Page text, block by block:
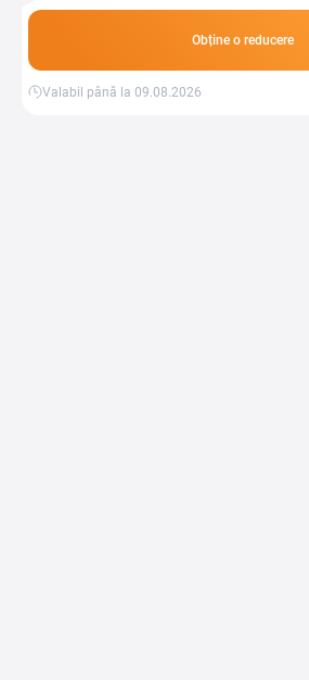
Obține o reducere
Valabil până la 09.08.2026